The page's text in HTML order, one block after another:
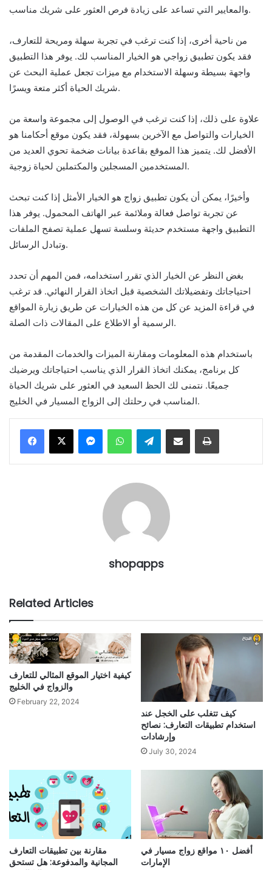
والمعايير التي تساعد على زيادة فرص العثور على شريك مناسب.
من ناحية أخرى، إذا كنت ترغب في تجربة سهلة ومريحة للتعارف،
فقد يكون تطبيق زواجي هو الخيار المناسب لك. يوفر هذا التطبيق
واجهة بسيطة وسهلة الاستخدام مع ميزات تجعل عملية البحث عن
شريك الحياة أكثر متعة ويسرًا.
علاوة على ذلك، إذا كنت ترغب في الوصول إلى مجموعة واسعة من
الخيارات والتواصل مع الآخرين بسهولة، فقد يكون موقع أحكامنا هو
الأفضل لك. يتميز هذا الموقع بقاعدة بيانات ضخمة تحوي العديد من
المستخدمين المسجلين والمكتملين لحياة زوجية.
وأخيرًا، يمكن أن يكون تطبيق زواج هو الخيار الأمثل إذا كنت تبحث
عن تجربة تواصل فعالة وملائمة عبر الهاتف المحمول. يوفر هذا
التطبيق واجهة مستخدم حديثة وسلسة تسهل عملية تصفح الملفات
وتبادل الرسائل.
بغض النظر عن الخيار الذي تقرر استخدامه، فمن المهم أن تحدد
احتياجاتك وتفضيلاتك الشخصية قبل اتخاذ القرار النهائي. قد ترغب
في قراءة المزيد عن كل من هذه الخيارات عن طريق زيارة المواقع
الرسمية أو الاطلاع على المقالات ذات الصلة.
باستخدام هذه المعلومات ومقارنة الميزات والخدمات المقدمة من
كل برنامج، يمكنك اتخاذ القرار الذي يناسب احتياجاتك ويرضيك
جميعًا. نتمنى لك الحظ السعيد في العثور على شريك الحياة
المناسب في رحلتك إلى الزواج المسيار في الخليج.
MessengerWhatsAppTelegramShare via Email Print
shopapps
Related Articles
كيفية اختيار الموقع المثالي للتعارف
والزواج في الخليج
February 22, 2024
كيف تتغلب على الخجل عند
استخدام تطبيقات التعارف: نصائح
وإرشادات
July 30, 2024
مقارنة بين تطبيقات التعارف
المجانية والمدفوعة: هل تستحق
أفضل ١٠ مواقع زواج مسيار في
الإمارات